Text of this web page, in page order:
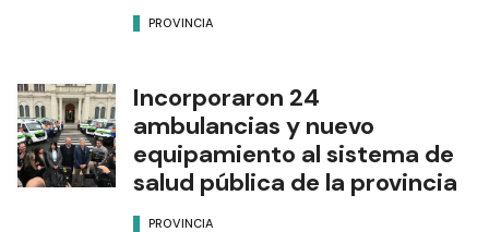
PROVINCIA
Incorporaron 24
ambulancias y nuevo
equipamiento al sistema de
salud pública de la provincia
PROVINCIA